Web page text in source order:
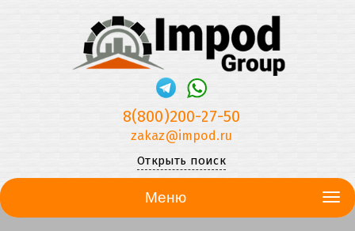
8(800)200-27-50
zakaz@impod.ru
Открыть поиск
Меню